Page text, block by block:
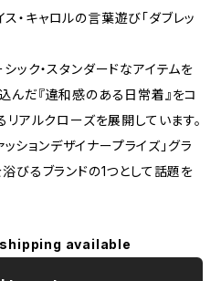
・キャロルの言葉遊び「ダブレッ
ック・スタンダードなアイテムを
だ『違和感のある日常着』をコ
アルクローズを展開しています。
ションデザイナープライズ」グラ
びるブランドの1つとして話題を
available